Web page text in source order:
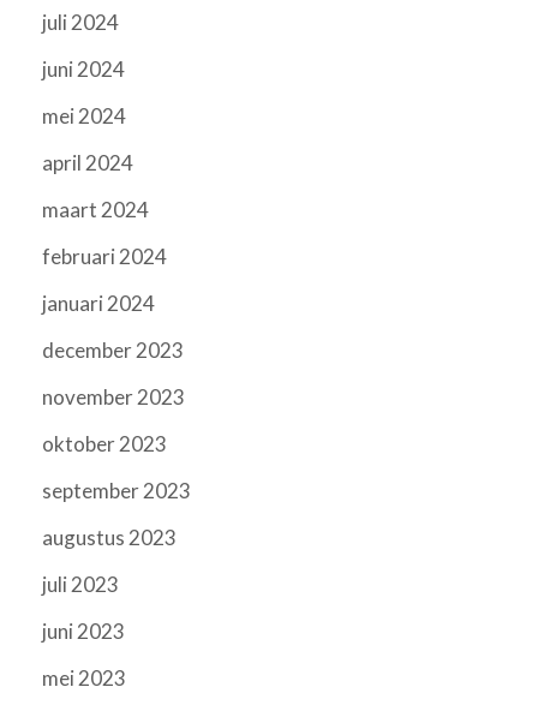
juli 2024
juni 2024
mei 2024
april 2024
maart 2024
februari 2024
januari 2024
december 2023
november 2023
oktober 2023
september 2023
augustus 2023
juli 2023
juni 2023
mei 2023